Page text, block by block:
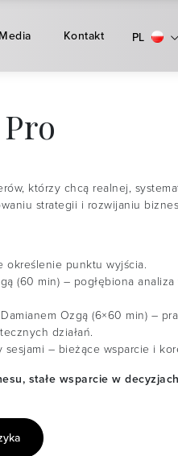
Media Kontakt PL
którzy chcą realnej,
strategii i rozwijaniu
określenie punktu wyjścia.
(60 min) – pogłębiona
Ozgą (6×60 min) –
działań.
– bieżące wsparcie i
stałe wsparcie w